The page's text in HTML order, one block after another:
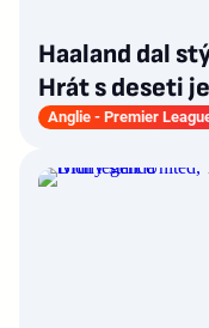
Haaland dal
Hrát s deseti
Anglie - Premier